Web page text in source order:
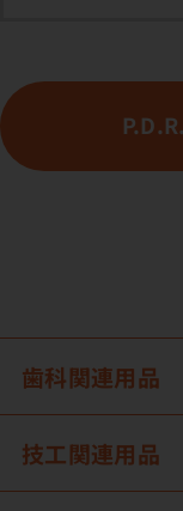
歯科関連用品
技工関連用品